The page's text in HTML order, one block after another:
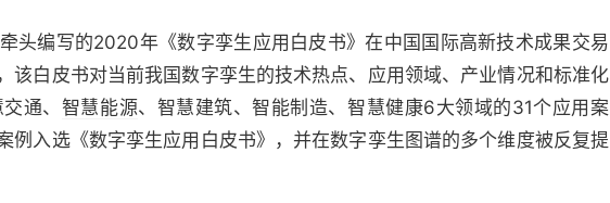
头编写的2020年《数字孪生应用白皮书》在中国国际高新技术成果交易
该白皮书对当前我国数字孪生的技术热点、应用领域、产业情况和标准化
通、 智慧能源、智慧建筑、智能制造、智慧健康6大领域的31个应用案
例入选《数字孪生应用白皮书》，并在数字孪生图谱的多个维度被反复提